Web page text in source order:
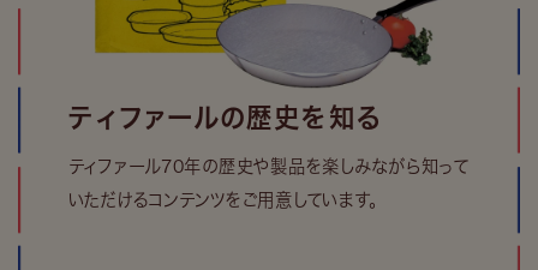
ティファールの歴史を知る
ティファール70年の歴史や製品を楽しみながら知って
いただけるコンテンツをご用意しています。